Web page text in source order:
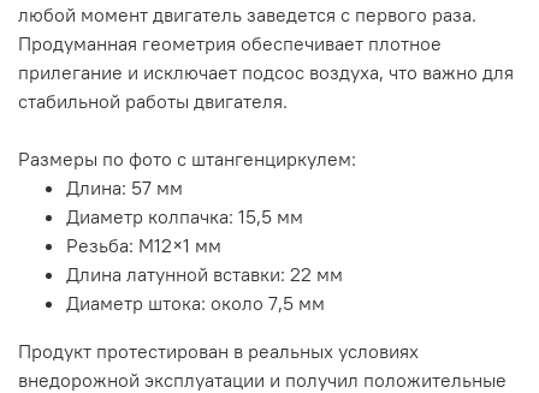
любой момент двигатель заведется с первого раза.
Продуманная геометрия обеспечивает плотное
прилегание и исключает подсос воздуха, что важно для
стабильной работы двигателя.
Размеры по фото с штангенциркулем:
Длина: 57 мм
Диаметр колпачка: 15,5 мм
Резьба: M12×1 мм
Длина латунной вставки: 22 мм
Диаметр штока: около 7,5 мм
Продукт протестирован в реальных условиях
внедорожной эксплуатации и получил положительные